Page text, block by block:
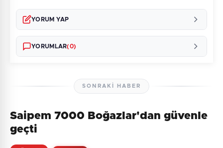
YORUM YAP
YORUMLAR(0)
Henüz yorum yapılmamış. İlk yorumu siz yapın!
SONRAKI HABER
Saipem 7000 Boğazlar'dan güvenle
geçti